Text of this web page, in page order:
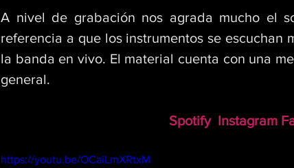
A nivel de grabación nos agrada mucho el
referencia a que los instrumentos se escuchan
la banda en vivo. El material cuenta con una
general.
Spotify Instagram
https://youtu.be/OCaiLmXRtxM